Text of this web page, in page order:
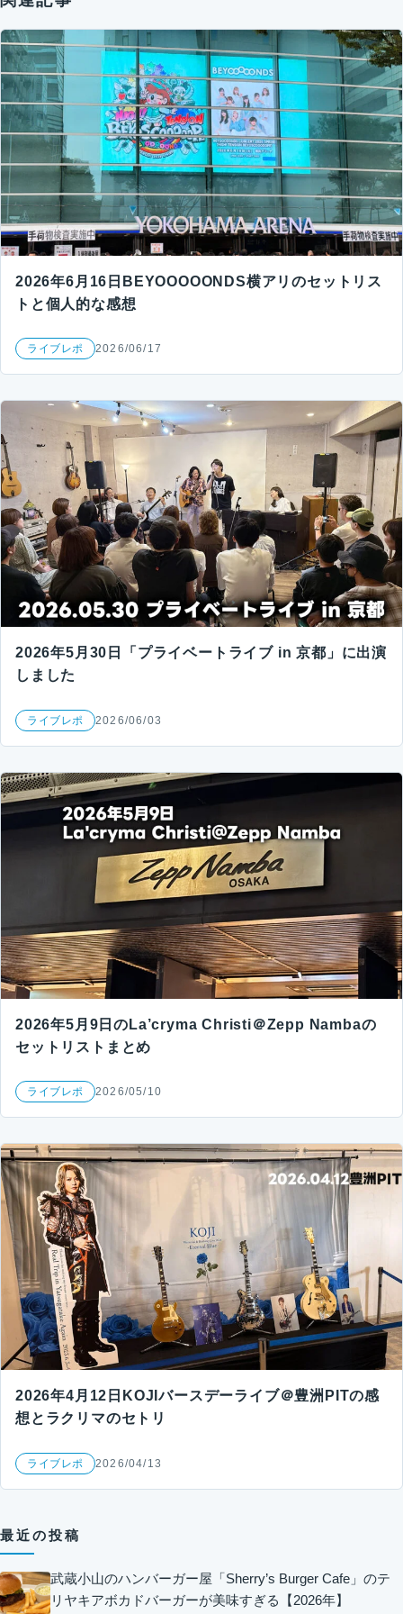
2026年6月16日BEYOOOOONDS横アリのセットリス
トと個人的な感想
ライブレポ 2026/06/17
2026年5月30日「プライベートライブ in 京都」に出演
しました
ライブレポ 2026/06/03
2026年5月9日のLa’cryma Christi＠Zepp Nambaの
セットリストまとめ
ライブレポ 2026/05/10
2026年4月12日KOJIバースデーライブ＠豊洲PITの感
想とラクリマのセトリ
ライブレポ 2026/04/13
最近の投稿
武蔵小山のハンバーガー屋「Sherry’s Burger Cafe」のテ
リヤキアボカドバーガーが美味すぎる【2026年】